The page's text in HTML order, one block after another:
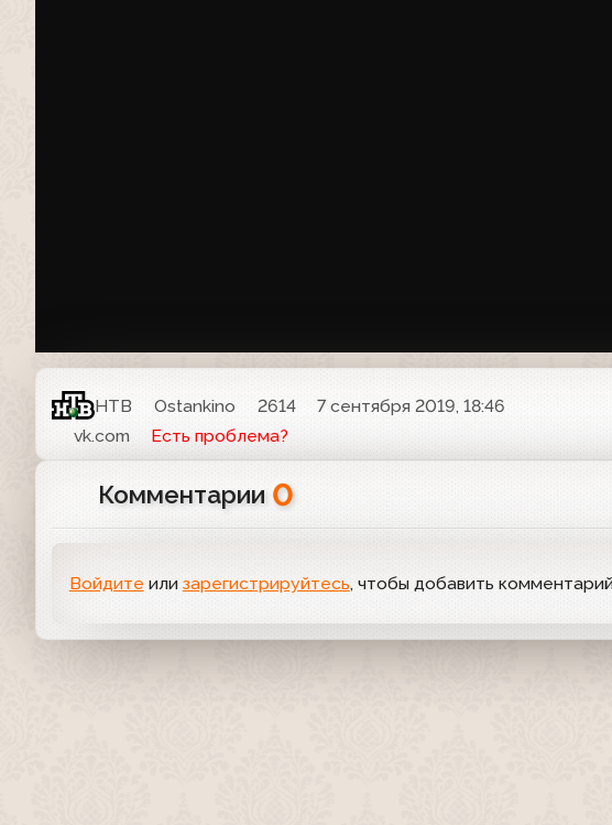
НТВ Ostankino 2614
7 сентября 2019, 18:46
vk.com
Есть проблема?
Комментарии 0
Войдите или зарегистрируйтесь, чтобы добавить